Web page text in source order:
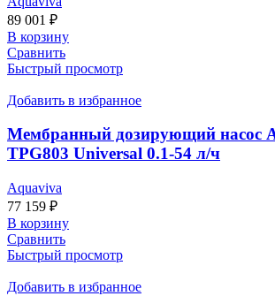
89 001 ₽
В корзину
Сравнить
Быстрый просмотр
Добавить в избранное
Мембранный дозирующий насос
TPG803 Universal 0.1-54 л/ч
Aquaviva
77 159 ₽
В корзину
Сравнить
Быстрый просмотр
Добавить в избранное